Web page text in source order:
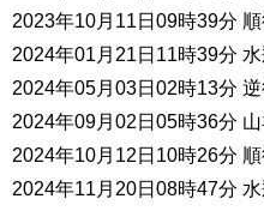
2023年10月11日09時39分
2024年01月21日11時39分
2024年05月03日02時13分
2024年09月02日05時36分
2024年10月12日10時26分
2024年11月20日08時47分